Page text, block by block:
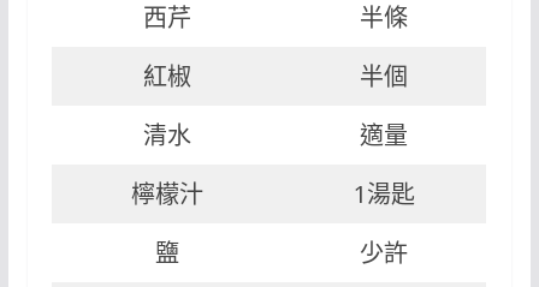
西芹
半條
紅椒
半個
清水
適量
檸檬汁
1湯匙
鹽
少許